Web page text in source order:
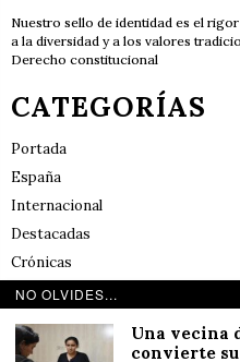
Nuestro sello de identidad es el
a la diversidad y a los valores
Derecho constitucional
CATEGORÍAS
Portada
España
Internacional
Destacadas
Crónicas
Noticias de deportes en España
Reflexiones
NO OLVIDES...
Una vecina
convierte su